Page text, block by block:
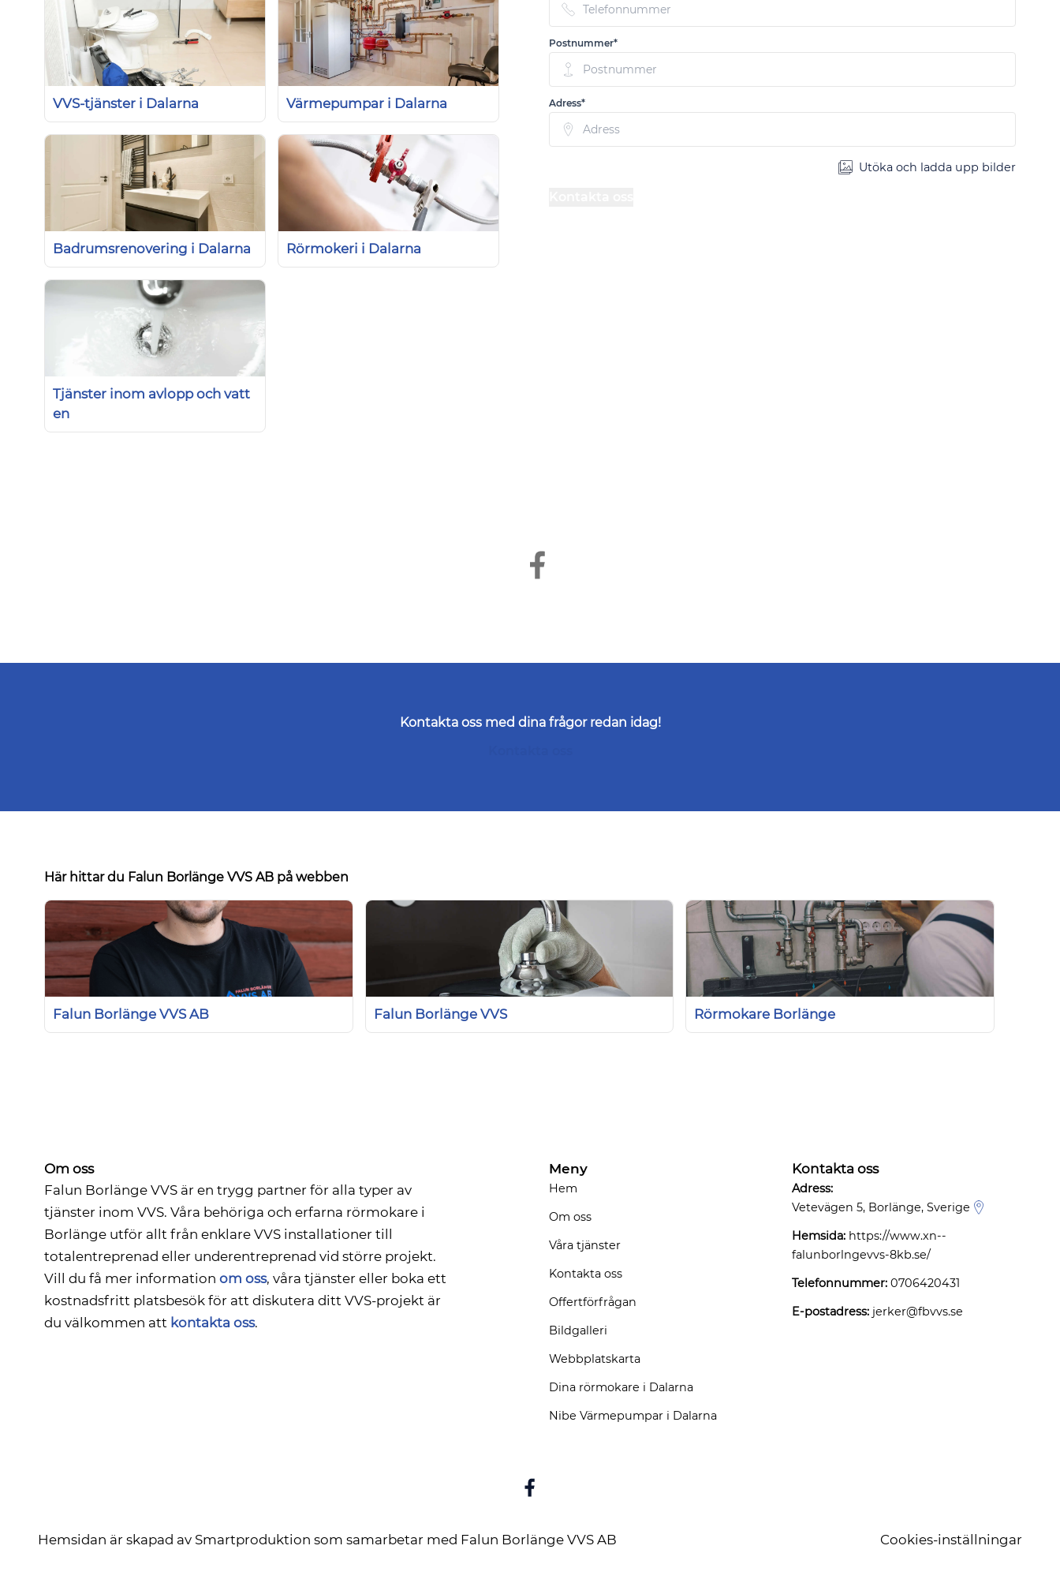
VVS-tjänster i Dalarna Värmepumpar i Dalarna
Badrumsrenovering i Dalarna Rörmokeri i Dalarna
Tjänster inom avlopp och vatt
en
Postnummer*
Adress*
Utöka och ladda upp bilder
Kontakta oss med dina frågor redan idag!
Här hittar du Falun Borlänge VVS AB på webben
Falun Borlänge VVS AB Falun Borlänge VVS Rörmokare Borlänge
Om oss
Falun Borlänge VVS är en trygg partner för alla typer av
tjänster inom VVS. Våra behöriga och erfarna rörmokare i
Borlänge utför allt från enklare VVS installationer till
totalentreprenad eller underentreprenad vid större projekt.
Vill du få mer information om oss, våra tjänster eller boka ett
kostnadsfritt platsbesök för att diskutera ditt VVS-projekt är
du välkommen att kontakta oss.
Meny
Hem
Om oss
Våra tjänster
Kontakta oss
Offertförfrågan
Bildgalleri
Webbplatskarta
Dina rörmokare i Dalarna
Nibe Värmepumpar i Dalarna
Kontakta oss
Adress:
Vetevägen 5, Borlänge, Sverige
Hemsida: https://www.xn--
falunborlngevvs-8kb.se/
Telefonnummer: 0706420431
E-postadress: jerker@fbvvs.se
Hemsidan är skapad av Smartproduktion som samarbetar med Falun Borlänge VVS AB Cookies-inställningar